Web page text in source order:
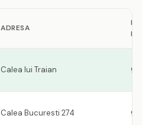
ADRESA
Calea lui Traian
Calea Bucuresti 274